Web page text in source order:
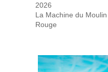
2026
La Machine du Moulin
Rouge